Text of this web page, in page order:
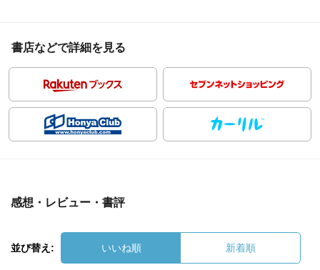
書店などで詳細を見る
感想・レビュー・書評
並び替え: いいね順 新着順